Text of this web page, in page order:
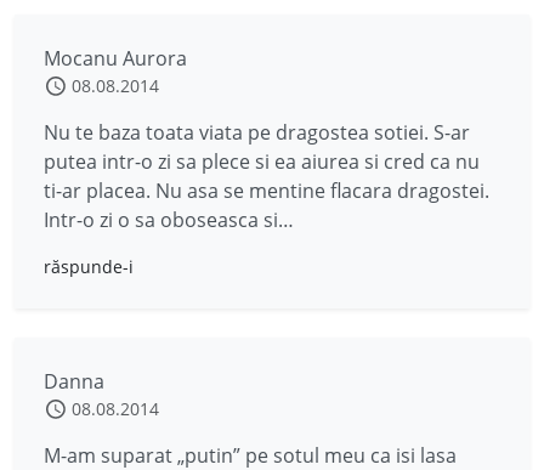
Mocanu Aurora
08.08.2014
Nu te baza toata viata pe dragostea sotiei. S-ar
putea intr-o zi sa plece si ea aiurea si cred ca nu
ti-ar placea. Nu asa se mentine flacara dragostei.
Intr-o zi o sa oboseasca si…
răspunde-i
Danna
08.08.2014
M-am suparat „putin” pe sotul meu ca isi lasa